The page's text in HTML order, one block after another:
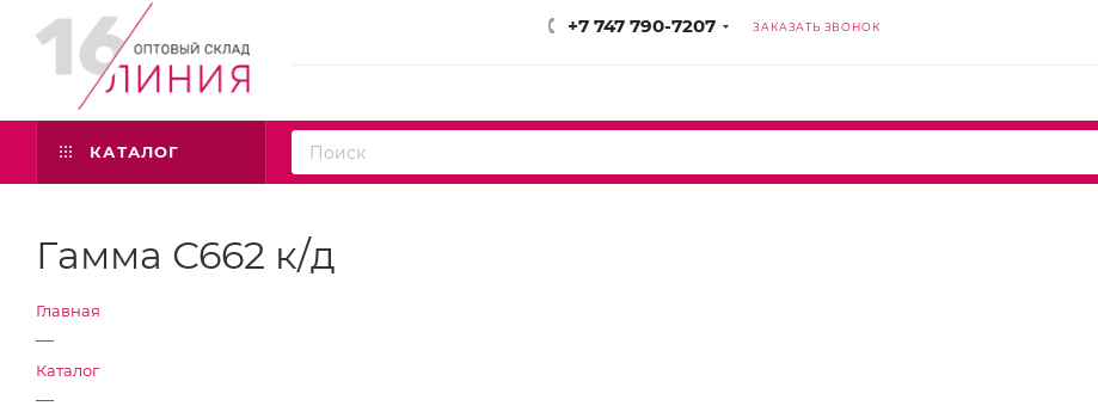
+7 747 790-7207 ЗАКАЗАТЬ ЗВОНОК
КАТАЛОГ
Гамма С662 к/д
Главная
—
Каталог
—